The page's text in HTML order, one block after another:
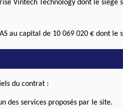
Vintech Technology dont le
au capital de 10 069 020 € dont
du contrat :
des services proposés par le site.